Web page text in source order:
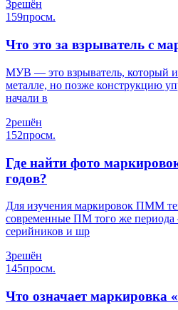
3решён
159просм.
Что это за взрыватель с
МУВ — это взрыватель, который
металле, но позже конструкцию
начали в
2решён
152просм.
Где найти фото
годов?
Для изучения маркировок ПММ
современные ПМ того же
серийников и шр
3решён
145просм.
Что означает